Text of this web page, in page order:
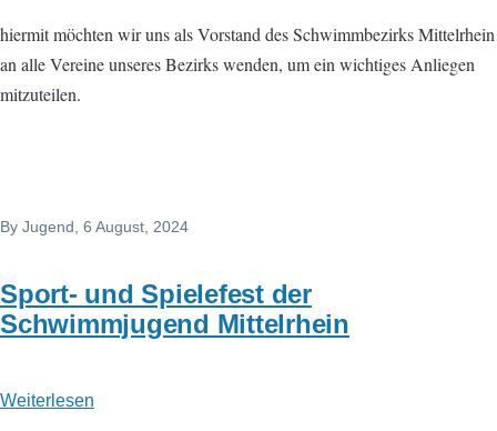
hiermit möchten wir uns als Vorstand des Schwimmbezirks Mittelrhein
an alle Vereine unseres Bezirks wenden, um ein wichtiges Anliegen
mitzuteilen.
By Jugend , 6 August, 2024
Sport- und Spielefest der
Schwimmjugend Mittelrhein
Weiterlesen